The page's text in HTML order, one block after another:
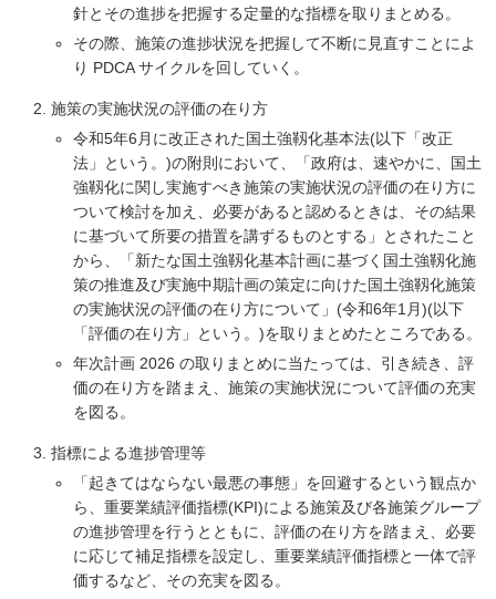
針とその進捗を把握する定量的な指標を取りまとめる。
その際、施策の進捗状況を把握して不断に見直すことによ
り PDCA サイクルを回していく。
施策の実施状況の評価の在り方
令和5年6月に改正された国土強靱化基本法(以下「改正
法」という。)の附則において、「政府は、速やかに、国土
強靱化に関し実施すべき施策の実施状況の評価の在り方に
ついて検討を加え、必要があると認めるときは、その結果
に基づいて所要の措置を講ずるものとする」とされたこと
から、「新たな国土強靱化基本計画に基づく国土強靱化施
策の推進及び実施中期計画の策定に向けた国土強靱化施策
の実施状況の評価の在り方について」(令和6年1月)(以下
「評価の在り方」という。)を取りまとめたところである。
年次計画 2026 の取りまとめに当たっては、引き続き、評
価の在り方を踏まえ、施策の実施状況について評価の充実
を図る。
指標による進捗管理等
「起きてはならない最悪の事態」を回避するという観点か
ら、重要業績評価指標(KPI)による施策及び各施策グループ
の進捗管理を行うとともに、評価の在り方を踏まえ、必要
に応じて補足指標を設定し、重要業績評価指標と一体で評
価するなど、その充実を図る。